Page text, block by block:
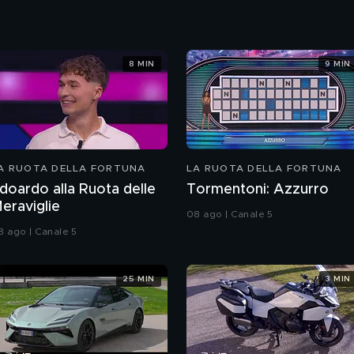
RUOTA DELLA FORTUNA
alla Ruota delle
ago | Canale 5
8 MIN
LA RUOTA DELLA FORTUNA
Tormentoni: Azzurro
08 ago | Canale 5
9 MIN
25 MIN 3 MIN